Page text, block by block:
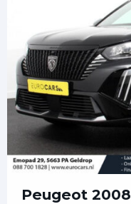
Peugeot 2008